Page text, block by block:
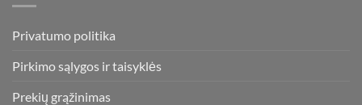
Privatumo politika
Pirkimo sąlygos ir taisyklės
Prekių grąžinimas